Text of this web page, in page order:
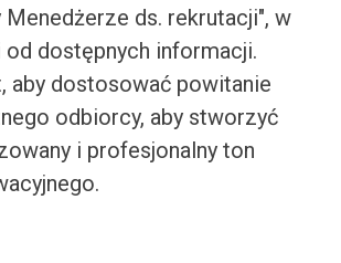
Menedżerze ds. rekrutacji", w
dostępnych informacji.
aby dostosować powitanie
odbiorcy, aby stworzyć
i profesjonalny ton